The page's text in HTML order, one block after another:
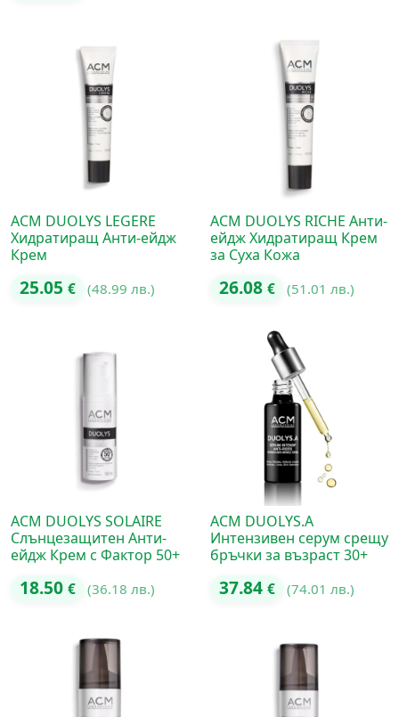
ACM DUOLYS LEGERE
Хидратиращ Анти-ейдж
Крем
25.05 € (48.99 лв.)
ACM DUOLYS RICHE Анти-
ейдж Хидратиращ Крем
за Суха Кожа
26.08 € (51.01 лв.)
ACM DUOLYS SOLAIRE
Слънцезащитен Анти-
ейдж Крем с Фактор 50+
18.50 € (36.18 лв.)
ACM DUOLYS.A
Интензивен серум срещу
бръчки за възраст 30+
37.84 € (74.01 лв.)